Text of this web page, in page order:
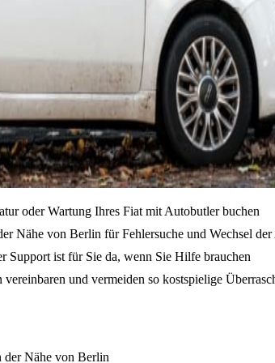
oder Wartung Ihres Fiat mit Autobutler buchen
Nähe von Berlin für Fehlersuche und Wechsel
Support ist für Sie da, wenn Sie Hilfe brauchen
und vermeiden so kostspielige
der Nähe von Berlin